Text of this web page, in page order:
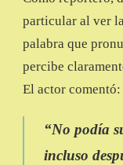
particular al ver
palabra que
percibe
El actor comentó:
“No podía
incluso